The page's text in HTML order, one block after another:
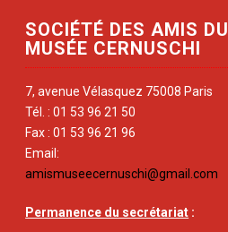
SOCIÉTÉ DES AMIS DU
MUSÉE CERNUSCHI
7, avenue Vélasquez 75008 Paris
Tél. : 01 53 96 21 50
Fax : 01 53 96 21 96
Email:
amismuseecernuschi@gmail.com
Permanence du secrétariat :